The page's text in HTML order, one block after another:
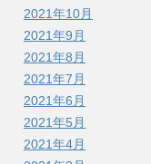
2021年10月
2021年9月
2021年8月
2021年7月
2021年6月
2021年5月
2021年4月